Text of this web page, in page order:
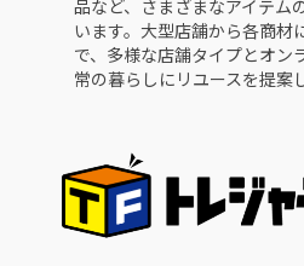
品など、さまざまなアイテム
います。大型店舗から各商材
で、多様な店舗タイプとオン
常の暮らしにリユースを提案